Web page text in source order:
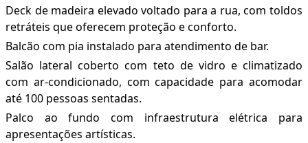
Deck de madeira elevado voltado para a rua, com toldos
retráteis que oferecem proteção e conforto.
Balcão com pia instalado para atendimento de bar.
Salão lateral coberto com teto de vidro e climatizado
com ar-condicionado, com capacidade para acomodar
até 100 pessoas sentadas.
Palco ao fundo com infraestrutura elétrica para
apresentações artísticas.